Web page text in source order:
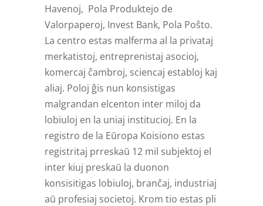
Havenoj, Pola Produktejo de
Valorpaperoj, Invest Bank, Pola Poŝto.
La centro estas malferma al la privataj
merkatistoj, entreprenistaj asocioj,
komercaj ĉambroj, sciencaj establoj kaj
aliaj. Poloj ĝis nun konsistigas
malgrandan elcenton inter miloj da
lobiuloj en la uniaj institucioj. En la
registro de la Eŭropa Koisiono estas
registritaj prreskaŭ 12 mil subjektoj el
inter kiuj preskaŭ la duonon
konsisitigas lobiuloj, branĉaj, industriaj
aŭ profesiaj societoj. Krom tio estas pli